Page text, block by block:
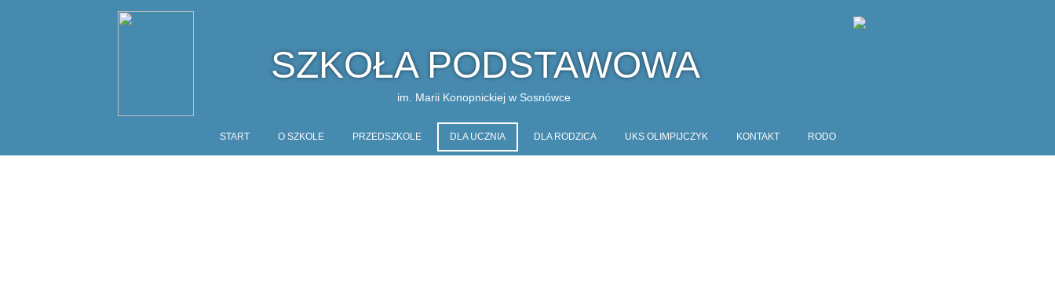
SZKOŁA PODSTAWOWA
im. Marii Konopnickiej w Sosnówce
START O SZKOLE PRZEDSZKOLE DLA UCZNIA DLA RODZICA UKS OLIMPIJCZYK KONTAKT RODO